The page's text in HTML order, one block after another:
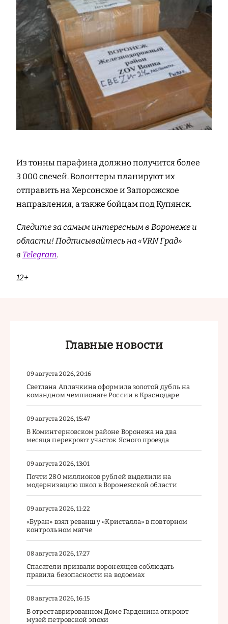
Из тонны парафина должно получится более
3 000 свечей. Волонтеры планируют их
отправить на Херсонское и Запорожское
направления, а также бойцам под Купянск.
Следите за самым интересным в Воронеже и
области! Подписывайтесь на «VRN Град»
в Telegram.
12+
Главные новости
09 августа 2026, 20:16
Светлана Аплачкина оформила золотой дубль на
командном чемпионате России в Краснодаре
09 августа 2026, 15:47
В Коминтерновском районе Воронежа на два
месяца перекроют участок Ясного проезда
09 августа 2026, 13:01
Почти 280 миллионов рублей выделили на
модернизацию школ в Воронежской области
09 августа 2026, 11:22
«Буран» взял реванш у «Кристалла» в повторном
контрольном матче
08 августа 2026, 17:27
Спасатели призвали воронежцев соблюдать
правила безопасности на водоемах
08 августа 2026, 16:15
В отреставрированном Доме Гарденина откроют
музей петровской эпохи